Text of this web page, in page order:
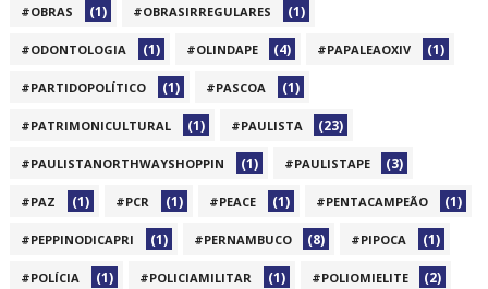
#OBRAS (1) #OBRASIRREGULARES (1)
#ODONTOLOGIA (1) #OLINDAPE (4) #PAPALEAOXIV (1)
#PARTIDOPOLÍTICO (1) #PASCOA (1)
#PATRIMONICULTURAL (1) #PAULISTA (23)
#PAULISTANORTHWAYSHOPPIN (1) #PAULISTAPE (3)
#PAZ (1) #PCR (1) #PEACE (1) #PENTACAMPEÃO (1)
#PEPPINODICAPRI (1) #PERNAMBUCO (8) #PIPOCA (1)
#POLÍCIA (1) #POLICIAMILITAR (1) #POLIOMIELITE (2)